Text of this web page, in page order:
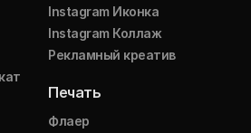
Instagram Иконка
Instagram Коллаж
Рекламный креатив
Печать
Флаер